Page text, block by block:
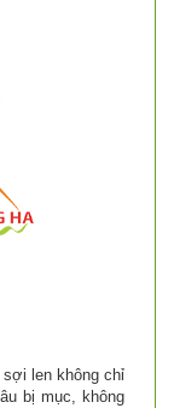
len không chỉ
bị mục, không